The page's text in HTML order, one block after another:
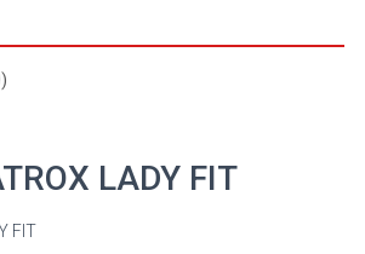
LADY FIT
FIT